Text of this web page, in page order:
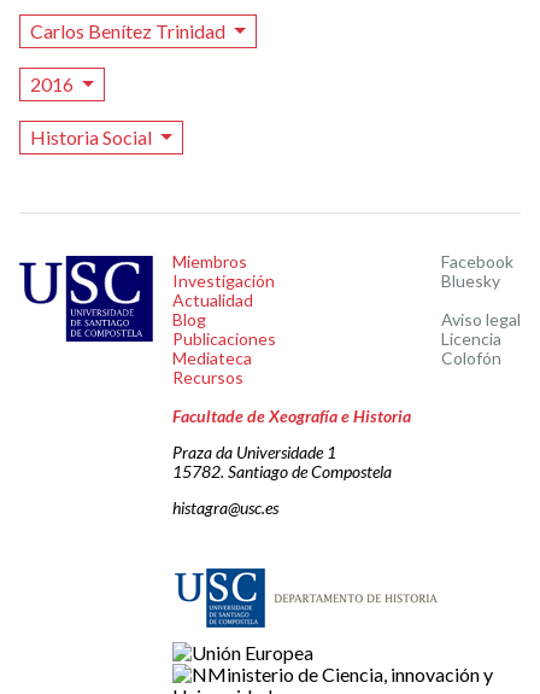
Carlos Benítez Trinidad
2016
Historia Social
Miembros
Investigación
Actualidad
Blog
Publicaciones
Mediateca
Recursos
Facebook
Bluesky
Aviso legal
Licencia
Colofón
Facultade de Xeografía e Historia
Praza da Universidade 1
15782. Santiago de Compostela
histagra@usc.es